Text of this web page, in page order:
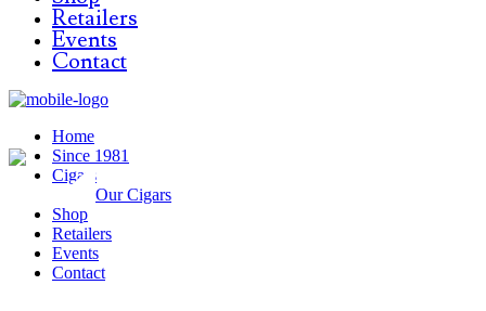
Retailers
Events
Contact
Home
Since 1981
Cigars
Our Cigars
Shop
Retailers
Events
Contact